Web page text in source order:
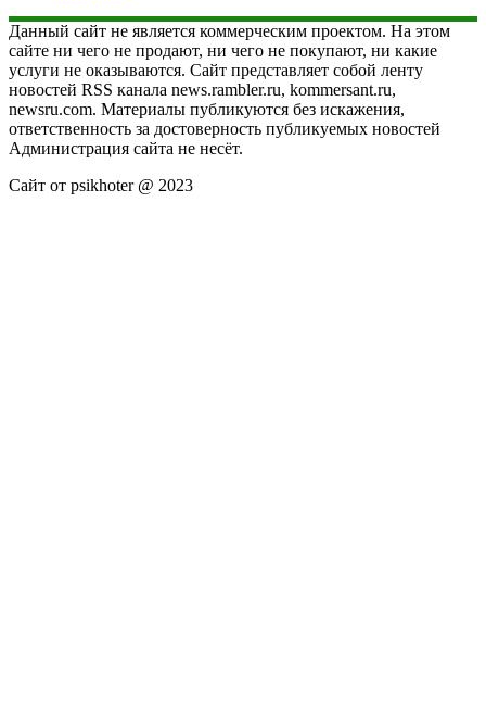
Данный сайт не является коммерческим проектом. На этом
сайте ни чего не продают, ни чего не покупают, ни какие
услуги не оказываются. Сайт представляет собой ленту
новостей RSS канала news.rambler.ru, kommersant.ru,
newsru.com. Материалы публикуются без искажения,
ответственность за достоверность публикуемых новостей
Администрация сайта не несёт.
Сайт от psikhoter @ 2023